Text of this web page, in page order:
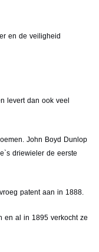
en de veiligheid
levert dan ook veel
John Boyd Dunlop
driewieler de eerste
patent aan in 1888.
en al in 1895 verkocht ze